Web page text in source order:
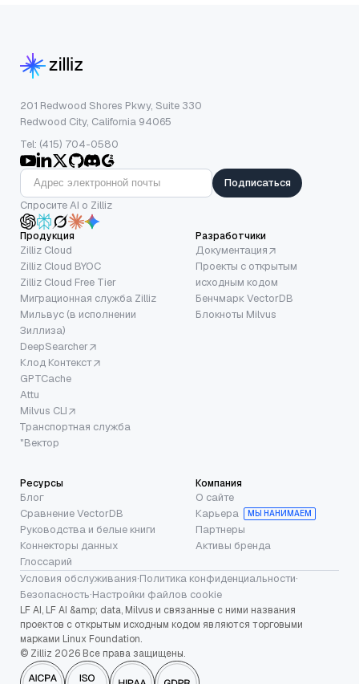
201 Redwood Shores Pkwy, Suite 330
Redwood City, California 94065
Tel: (415) 704-0580
Подписаться
Спросите AI о Zilliz
Продукция
Zilliz Cloud
Zilliz Cloud BYOC
Zilliz Cloud Free Tier
Миграционная служба Zilliz
Мильвус (в исполнении
Зиллиза)
DeepSearcher
Клод Контекст
GPTCache
Attu
Milvus CLI
Транспортная служба
"Вектор
Разработчики
Документация
Проекты с открытым
исходным кодом
Бенчмарк VectorDB
Блокноты Milvus
Ресурсы
Блог
Сравнение VectorDB
Руководства и белые книги
Коннекторы данных
Глоссарий
Компания
О сайте
Карьера
МЫ НАНИМАЕМ
Партнеры
Активы бренда
Условия обслуживания·Политика конфиденциальности·
Безопасность·Настройки файлов cookie
LF AI, LF AI &amp; data, Milvus и связанные с ними названия
проектов с открытым исходным кодом являются торговыми
марками Linux Foundation.
© Zilliz 2026 Все права защищены.